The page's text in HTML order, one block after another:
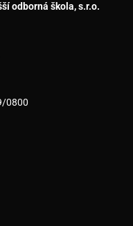
odborná škola, s.r.o.
0800